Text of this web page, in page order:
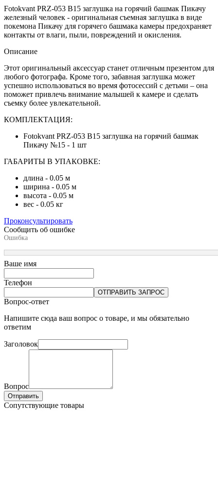
Fotokvant PRZ-053 B15 заглушка на горячий башмак Пикачу
железный человек - оригинальная съемная заглушка в виде
покемона Пикачу для горячего башмака камеры предохраняет
контакты от влаги, пыли, повреждений и окисления.
Описание
Этот оригинальный аксессуар станет отличным презентом для
любого фотографа. Кроме того, забавная заглушка может
успешно использоваться во время фотосессий с детьми – она
поможет привлечь внимание малышей к камере и сделать
съемку более увлекательной.
КОМПЛЕКТАЦИЯ:
Fotokvant PRZ-053 B15 заглушка на горячий башмак
Пикачу №15 - 1 шт
ГАБАРИТЫ В УПАКОВКЕ:
длина - 0.05 м
ширина - 0.05 м
высота - 0.05 м
вес - 0.05 кг
Проконсультировать
Сообщить об ошибке
Ошибка
Ваше имя
Телефон
ОТПРАВИТЬ ЗАПРОС
Вопрос-ответ
Напишите сюда ваш вопрос о товаре, и мы обязательно
ответим
Заголовок
Вопрос
Отправить
Сопутствующие товары